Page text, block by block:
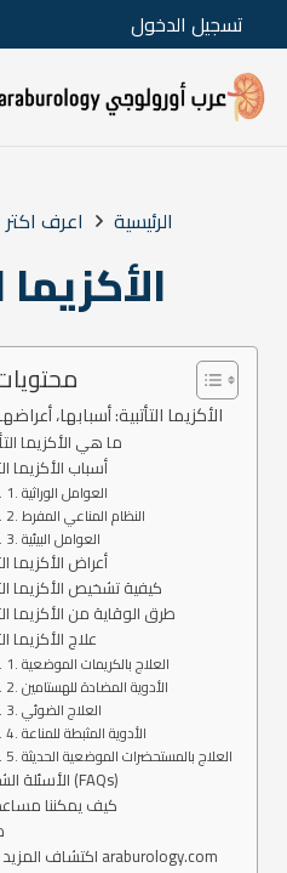
تسجيل الدخول
الرئيسية اعرف اكتر
الأكزيما
الأكزيما التأتبية: أسبابها،
ما هي الأكزيما
أسباب الأكزيما
1. العوامل الوراثية
2. النظام المناعي المفرط
3. العوامل البيئية
أعراض الأكزيما
كيفية تشخيص الأكزيما
طرق الوقاية من الأكزيما
علاج الأكزيما
1. العلاج بالكريمات الموضعية
2. الأدوية المضادة للهستامين
3. العلاج الضوئي
4. الأدوية المثبطة للمناعة
5. العلاج بالمستحضرات الموضعية الحديثة
الأسئلة الشائعة (FAQs)
كيف يمكننا
اكتشاف المزيد من araburology.com